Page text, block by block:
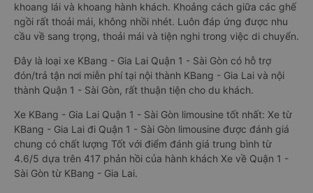
khoang lái và khoang hành khách. Khoảng cách giữa các ghế
ngồi rất thoải mái, không nhồi nhét. Luôn đáp ứng được nhu
cầu về sang trọng, thoải mái và tiện nghi trong việc di chuyển.
Đây là loại xe KBang - Gia Lai Quận 1 - Sài Gòn có hỗ trợ
đón/trả tận nơi miễn phí tại nội thành KBang - Gia Lai và nội
thành Quận 1 - Sài Gòn, rất thuận tiện cho du khách.
Xe KBang - Gia Lai Quận 1 - Sài Gòn limousine tốt nhất: Xe từ
KBang - Gia Lai đi Quận 1 - Sài Gòn limousine được đánh giá
chung có chất lượng Tốt với điểm đánh giá trung bình từ
4.6/5 dựa trên 417 phản hồi của hành khách Xe về Quận 1 -
Sài Gòn từ KBang - Gia Lai.